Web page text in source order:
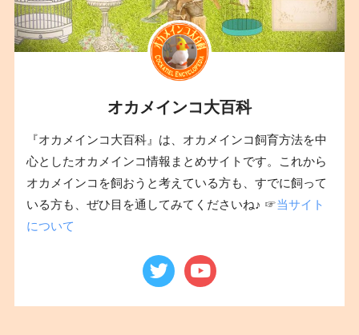
オカメインコ大百科
『オカメインコ大百科』は、オカメインコ飼育方法を中
心としたオカメインコ情報まとめサイトです。これから
オカメインコを飼おうと考えている方も、すでに飼って
いる方も、ぜひ目を通してみてくださいね♪ ☞当サイト
について